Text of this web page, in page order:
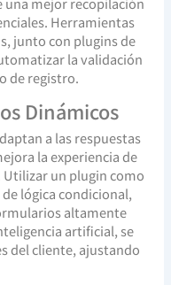
Herramientas
junto con plugins de
la validación
de registro.
Dinámicos
a las respuestas
la experiencia de
Utilizar un plugin como
lógica condicional,
altamente
artificial, se
del cliente, ajustando